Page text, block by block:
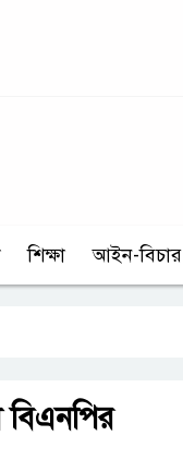
শিক্ষা আইন-বিচার
বিএনপির